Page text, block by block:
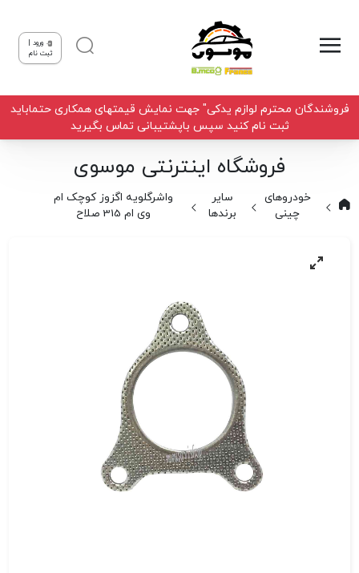
ورود |
ثبت نام
فروشندگان محترم لوازم یدکی" جهت نمایش قیمتهای همکاری حتماباید
ثبت نام کنید سپس باپشتیبانی تماس بگیرید
فروشگاه اینترنتی موسوی
خودروهای
چینی
سایر
برندها
واشرگلویه اگزوز کوچک ام
وی ام 315 صلاح